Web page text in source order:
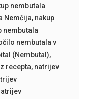
nembutala
Nemčija, nakup
nembutala
nembutala v
(Nembutal),
recepta, natrijev